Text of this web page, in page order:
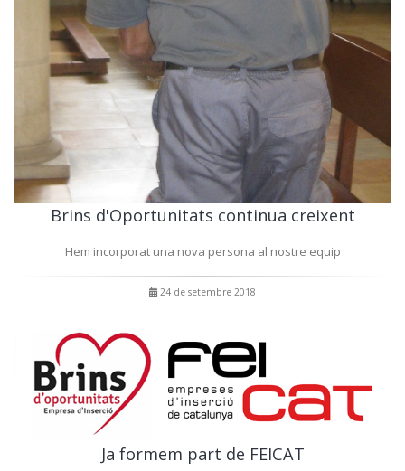
Brins d'Oportunitats continua creixent
Hem incorporat una nova persona al nostre equip
24 de setembre 2018
Ja formem part de FEICAT